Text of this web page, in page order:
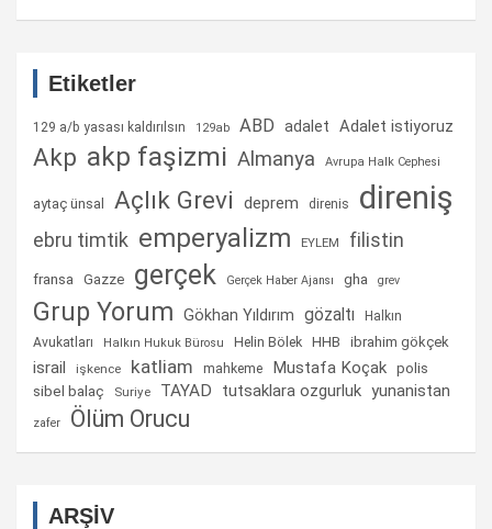
Etiketler
129 a/b yasası kaldırılsın 129ab ABD adalet Adalet istiyoruz
Akp akp faşizmi Almanya Avrupa Halk Cephesi
aytaç ünsal Açlık Grevi deprem direnis direniş
ebru timtik emperyalizm EYLEM filistin
fransa Gazze gerçek Gerçek Haber Ajansı gha grev
Grup Yorum Gökhan Yıldırım gözaltı
Halkın
Avukatları
Halkın Hukuk Bürosu Helin Bölek HHB ibrahim gökçek
israil işkence katliam mahkeme Mustafa Koçak polis
sibel balaç Suriye TAYAD tutsaklara ozgurluk yunanistan
zafer Ölüm Orucu
ARŞİV